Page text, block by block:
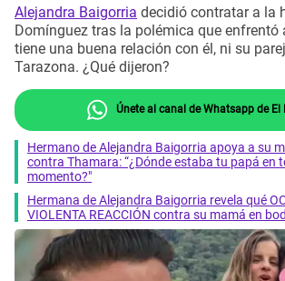
Alejandra Baigorria decidió contratar a la
Domínguez tras la polémica que enfrentó
tiene una buena relación con él, ni su
Tarazona. ¿Qué dijeron?
Únete al canal de Whatsapp de El
Hermano de Alejandra Baigorria apoya a su
contra Thamara: “¿Dónde estaba tu papá en
momento?"
Hermana de Alejandra Baigorria revela qué
VIOLENTA REACCIÓN contra su mamá en